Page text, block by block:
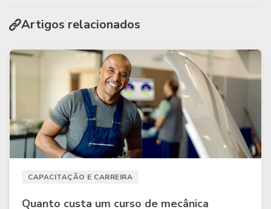
Artigos relacionados
CAPACITAÇÃO E CARREIRA
Quanto custa um curso de mecânica